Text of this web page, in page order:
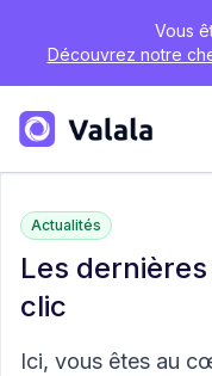
Vous
Découvrez notre
Actualités
Les
clic
Ici, vous êtes au